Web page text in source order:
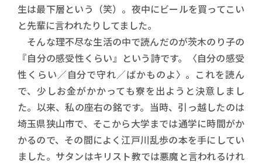
生は最下層という（笑）。夜中にビールを買ってこい
と先輩に言われたりしてました。
そんな理不尽な生活の中で読んだのが茨木のり子の
『自分の感受性くらい』という詩です。〈自分の感受
性くらい／自分で守れ／ばかものよ〉。これを読ん
で、少しお金がかかっても寮を出ようと決意しまし
た。以来、私の座右の銘です。当時、引っ越したのは
埼玉県狭山市で、そこから大学までは通学に時間がか
かるので、その間によく江戸川乱歩の本を手にしてい
ました。サタンはキリスト教では悪魔と言われるけれ